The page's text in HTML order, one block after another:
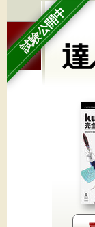
試験公開中